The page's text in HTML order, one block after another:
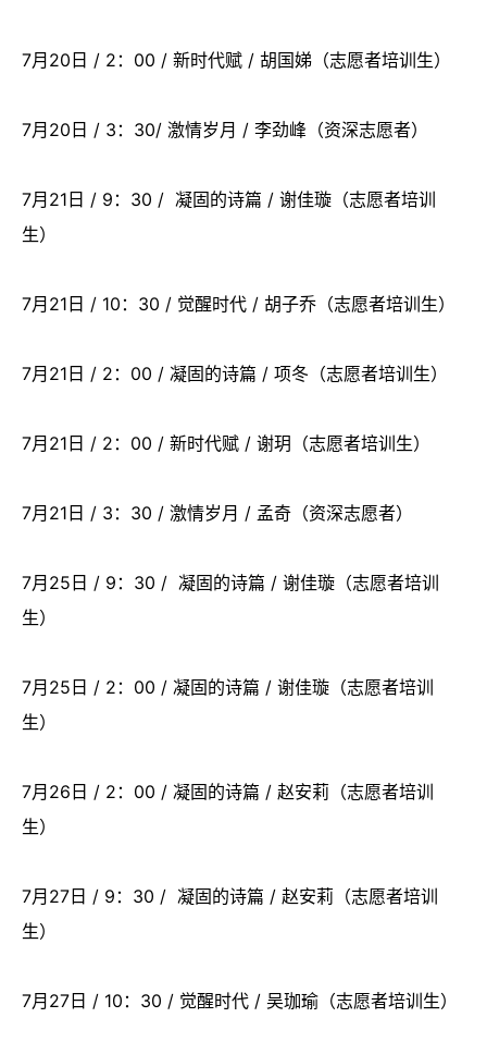
7月20日 / 2：00 / 新时代赋 / 胡国娣（志愿者培训生）
7月20日 / 3：30/ 激情岁月 / 李劲峰（资深志愿者）
7月21日 / 9：30 / 凝固的诗篇 / 谢佳璇（志愿者培训
生）
7月21日 / 10：30 / 觉醒时代 / 胡子乔（志愿者培训生）
7月21日 / 2：00 / 凝固的诗篇 / 项冬（志愿者培训生）
7月21日 / 2：00 / 新时代赋 / 谢玥（志愿者培训生）
7月21日 / 3：30 / 激情岁月 / 孟奇（资深志愿者）
7月25日 / 9：30 / 凝固的诗篇 / 谢佳璇（志愿者培训
生）
7月25日 / 2：00 / 凝固的诗篇 / 谢佳璇（志愿者培训
生）
7月26日 / 2：00 / 凝固的诗篇 / 赵安莉（志愿者培训
生）
7月27日 / 9：30 / 凝固的诗篇 / 赵安莉（志愿者培训
生）
7月27日 / 10：30 / 觉醒时代 / 吴珈瑜（志愿者培训生）